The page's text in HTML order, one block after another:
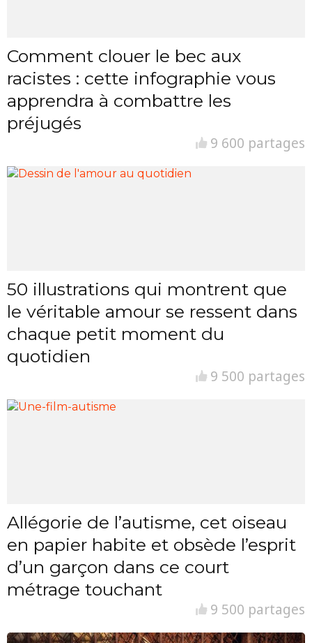
Comment clouer le bec aux
racistes : cette infographie vous
apprendra à combattre les
préjugés
9 600 partages
50 illustrations qui montrent que
le véritable amour se ressent dans
chaque petit moment du
quotidien
9 500 partages
Allégorie de l’autisme, cet oiseau
en papier habite et obsède l’esprit
d’un garçon dans ce court
métrage touchant
9 500 partages